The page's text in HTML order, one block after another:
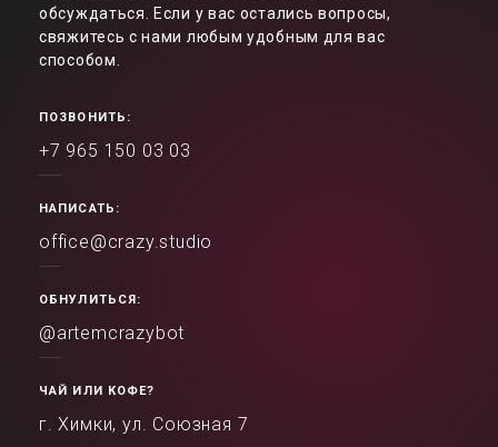
обсуждаться. Если у вас остались вопросы,
свяжитесь с нами любым удобным для вас
способом.
ПОЗВОНИТЬ:
+7 965 150 03 03
НАПИСАТЬ:
office@crazy.studio
ОБНУЛИТЬСЯ:
@artemcrazybot
ЧАЙ ИЛИ КОФЕ?
г. Химки, ул. Союзная 7